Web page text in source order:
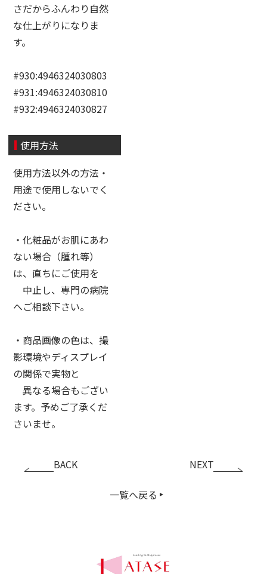
さだからふんわり自然
な仕上がりになりま
す。
#930:4946324030803
#931:4946324030810
#932:4946324030827
使用方法
使用方法以外の方法・
用途で使用しないでく
ださい。
・化粧品がお肌にあわ
ない場合（腫れ等）
は、直ちにご使用を
中止し、専門の病院
へご相談下さい。
・商品画像の色は、撮
影環境やディスプレイ
の関係で実物と
異なる場合もござい
ます。予めご了承くだ
さいませ。
BACK
一覧へ戻る
NEXT